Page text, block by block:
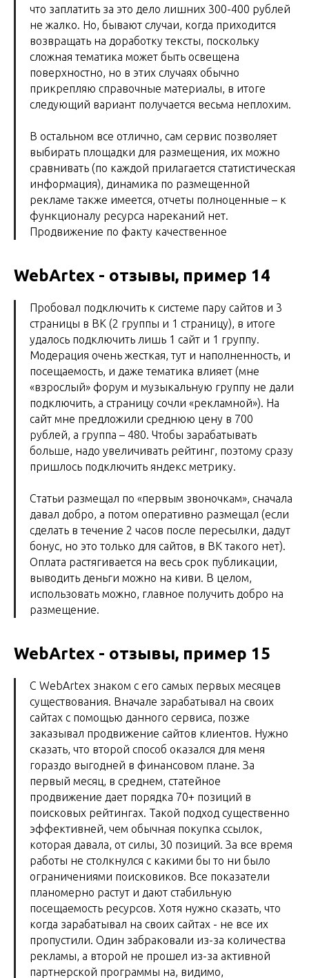
что заплатить за это дело лишних 300-400 рублей
не жалко. Но, бывают случаи, когда приходится
возвращать на доработку тексты, поскольку
сложная тематика может быть освещена
поверхностно, но в этих случаях обычно
прикрепляю справочные материалы, в итоге
следующий вариант получается весьма неплохим.
В остальном все отлично, сам сервис позволяет
выбирать площадки для размещения, их можно
сравнивать (по каждой прилагается статистическая
информация), динамика по размещенной
рекламе также имеется, отчеты полноценные – к
функционалу ресурса нареканий нет.
Продвижение по факту качественное
WebArtex - отзывы, пример 14
Пробовал подключить к системе пару сайтов и 3
страницы в ВК (2 группы и 1 страницу), в итоге
удалось подключить лишь 1 сайт и 1 группу.
Модерация очень жесткая, тут и наполненность, и
посещаемость, и даже тематика влияет (мне
«взрослый» форум и музыкальную группу не дали
подключить, а страницу сочли «рекламной»). На
сайт мне предложили среднюю цену в 700
рублей, а группа – 480. Чтобы зарабатывать
больше, надо увеличивать рейтинг, поэтому сразу
пришлось подключить яндекс метрику.
Статьи размещал по «первым звоночкам», сначала
давал добро, а потом оперативно размещал (если
сделать в течение 2 часов после пересылки, дадут
бонус, но это только для сайтов, в ВК такого нет).
Оплата растягивается на весь срок публикации,
выводить деньги можно на киви. В целом,
использовать можно, главное получить добро на
размещение.
WebArtex - отзывы, пример 15
С WebArtex знаком с его самых первых месяцев
существования. Вначале зарабатывал на своих
сайтах с помощью данного сервиса, позже
заказывал продвижение сайтов клиентов. Нужно
сказать, что второй способ оказался для меня
гораздо выгодней в финансовом плане. За
первый месяц, в среднем, статейное
продвижение дает порядка 70+ позиций в
поисковых рейтингах. Такой подход существенно
эффективней, чем обычная покупка ссылок,
которая давала, от силы, 30 позиций. За все время
работы не столкнулся с какими бы то ни было
ограничениями поисковиков. Все показатели
планомерно растут и дают стабильную
посещаемость ресурсов. Хотя нужно сказать, что
когда зарабатывал на своих сайтах - не все их
пропустили. Один забраковали из-за количества
рекламы, а второй не прошел из-за активной
партнерской программы на, видимо,